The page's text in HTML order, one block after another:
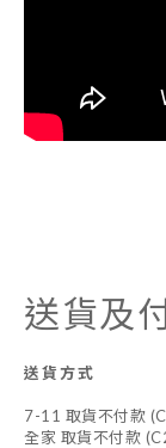
送貨及
送貨方式
7-11 取貨不付款
全家 取貨不付款